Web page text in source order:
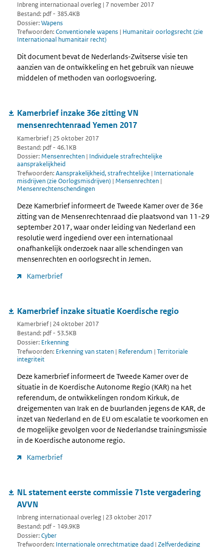
Inbreng internationaal overleg | 7 november 2017
Bestand: pdf - 385.4KB
Dossier:Wapens
Trefwoorden:Conventionele wapens | Humanitair oorlogsrecht (zie
Internationaal humanitair recht)
Dit document bevat de Nederlands-Zwitserse visie ten
aanzien van de ontwikkeling en het gebruik van nieuwe
middelen of methoden van oorlogsvoering.
Kamerbrief inzake 36e zitting VN
mensenrechtenraad Yemen 2017
Kamerbrief | 25 oktober 2017
Bestand: pdf - 46.1KB
Dossier: Mensenrechten | Individuele strafrechtelijke
aansprakelijkheid
Trefwoorden:Aansprakelijkheid, strafrechtelijke | Internationale
misdrijven (zie Oorlogsmisdrijven) | Mensenrechten |
Mensenrechtenschendingen
Deze Kamerbrief informeert de Tweede Kamer over de 36e
zitting van de Mensenrechtenraad die plaatsvond van 11-29
september 2017, waar onder leiding van Nederland een
resolutie werd ingediend over een internationaal
onafhankelijk onderzoek naar alle schendingen van
mensenrechten en oorlogsrecht in Jemen.
Kamerbrief
Kamerbrief inzake situatie Koerdische regio
Kamerbrief | 24 oktober 2017
Bestand: pdf - 53.5KB
Dossier: Erkenning
Trefwoorden: Erkenning van staten | Referendum | Territoriale
integriteit
Deze kamerbrief informeert de Tweede Kamer over de
situatie in de Koerdische Autonome Regio (KAR) na het
referendum, de ontwikkelingen rondom Kirkuk, de
dreigementen van Irak en de buurlanden jegens de KAR, de
inzet van Nederland en de EU om escalatie te voorkomen en
de mogelijke gevolgen voor de Nederlandse trainingsmissie
in de Koerdische autonome regio.
Kamerbrief
NL statement eerste commissie 71ste vergadering
AVVN
Inbreng internationaal overleg | 23 oktober 2017
Bestand: pdf - 149.9KB
Dossier:Cyber
Trefwoorden: Internationale onrechtmatige daad | Zelfverdediging